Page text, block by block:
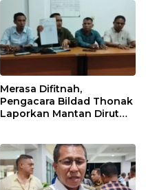
Merasa Difitnah,
Pengacara Bildad Thonak
Laporkan Mantan Dirut